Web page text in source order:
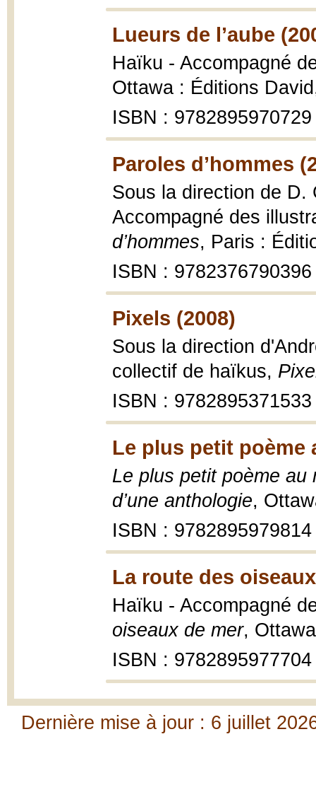
Lueurs de l’aube
Haïku - Accompagné
Ottawa : Éditions
ISBN : 9782895970729
Paroles d’hommes
Sous la direction de D.
Accompagné des
d’hommes, Paris :
ISBN : 9782376790396
Pixels (2008)
Sous la direction
collectif de haïkus,
ISBN : 9782895371533
Le plus petit poème
Le plus petit poème
d’une anthologie,
ISBN : 9782895979814
La route des
Haïku - Accompagné
oiseaux de mer,
ISBN : 9782895977704
Dernière mise à jour : 6 juillet